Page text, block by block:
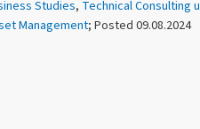
Studies, Technical Consulting
Management; Posted 09.08.2024